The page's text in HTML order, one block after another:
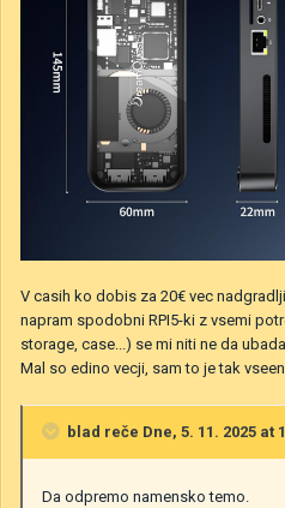
V casih ko dobis za 20€ vec
napram spodobni RPI5-ki z vsemi
storage, case...) se mi niti ne da
Mal so edino vecji, sam to je tak vseen
blad reče Dne, 5. 11. 2025 at
Da odpremo namensko temo.